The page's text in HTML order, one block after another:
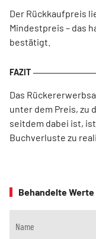
Der Rückkaufpreis
Mindestpreis – das
bestätigt.
Das
unter dem Preis, zu
seitdem dabei ist,
Buchverluste zu
Behandelte Werte
Name